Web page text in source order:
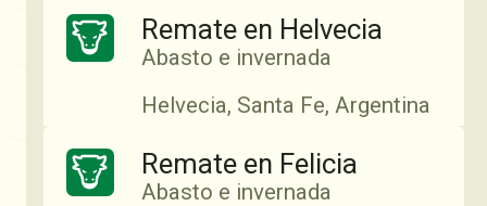
Remate en Helvecia
Abasto e invernada
Helvecia, Santa Fe, Argentina
Ver transmisión
Remate en Felicia
Abasto e invernada